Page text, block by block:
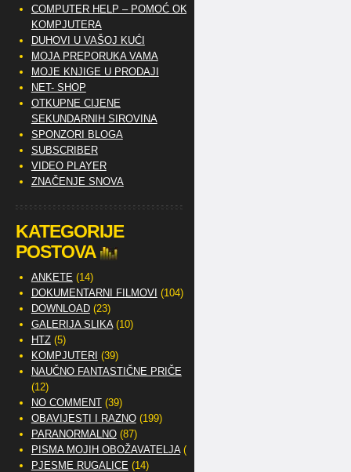
COMPUTER HELP – POMOĆ OKO
KOMPJUTERA
DUHOVI U VAŠOJ KUĆI
MOJA PREPORUKA VAMA
MOJE KNJIGE U PRODAJI
NET- SHOP
OTKUPNE CIJENE
SEKUNDARNIH SIROVINA
SPONZORI BLOGA
SUBSCRIBER
VIDEO PLAYER
ZNAČENJE SNOVA
KATEGORIJE
POSTOVA
ANKETE (14)
DOKUMENTARNI FILMOVI (104)
DOWNLOAD(23)
GALERIJA SLIKA(10)
HTZ(5)
KOMPJUTERI (39)
NAUČNO FANTASTIČNE PRIČE
(12)
NO COMMENT(39)
OBAVIJESTI I RAZNO(199)
PARANORMALNO(87)
PISMA MOJIH OBOŽAVATELJA(2)
PJESME RUGALICE (14)